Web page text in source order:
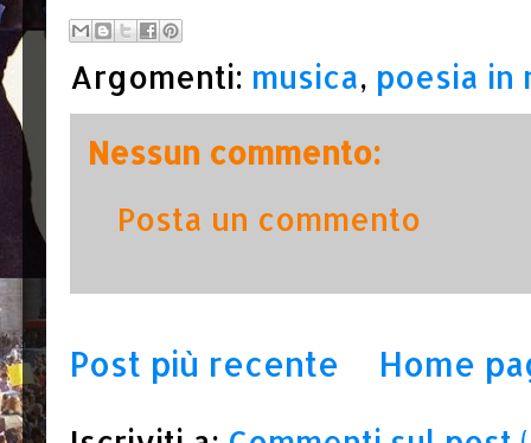
Argomenti: musica, poesia in
Nessun commento:
Posta un commento
Post più recente Home